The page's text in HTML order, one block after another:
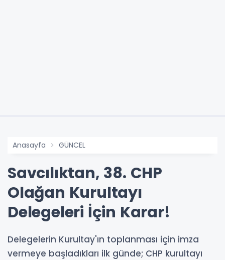
Anasayfa GÜNCEL
Savcılıktan, 38. CHP
Olağan Kurultayı
Delegeleri İçin Karar!
Delegelerin Kurultay'ın toplanması için imza
vermeye başladıkları ilk günde; CHP kurultayı